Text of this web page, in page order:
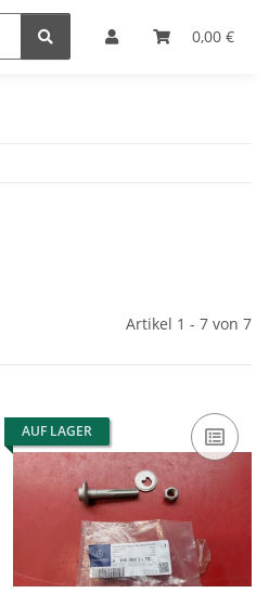
0,00 €
Artikel 1 - 7 von 7
AUF LAGER